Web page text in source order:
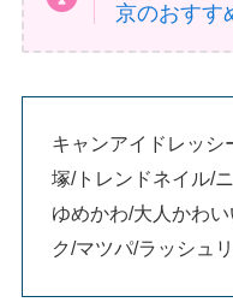
京のおすす
キャンアイドレッシ
塚/トレンドネイル/
ゆめかわ/大人かわ
ク/マツパ/ラッシュ